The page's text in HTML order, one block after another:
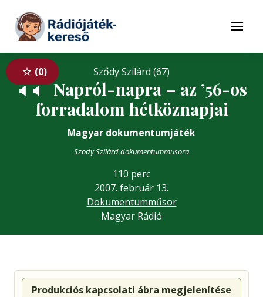
Tovább a tartalomhoz
Menü
0 Sződy Szilárd (67)
🔈 🔈 Napról-napra – az ’56-os
forradalom hétköznapjai
Magyar dokumentumjáték
Szody Szilárd dokumentummusora
110 perc
2007. február 13.
Dokumentumműsor
Magyar Rádió
Produkciós kapcsolati ábra megjelenítése